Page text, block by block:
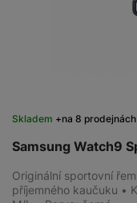
Samsung Watch9
Skladem na 8 prodejnách
Originální sportovní
příjemného kaučuku •